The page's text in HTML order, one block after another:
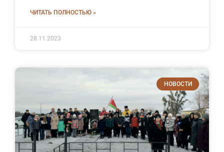
ЧИТАТЬ ПОЛНОСТЬЮ »
28.11.2023
НОВОСТИ